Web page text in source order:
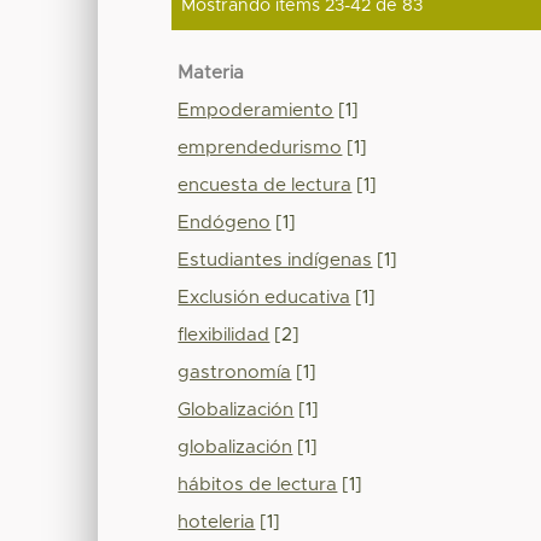
Mostrando ítems 23-42 de 83
Materia
Empoderamiento [1]
emprendedurismo [1]
encuesta de lectura [1]
Endógeno [1]
Estudiantes indígenas [1]
Exclusión educativa [1]
flexibilidad [2]
gastronomía [1]
Globalización [1]
globalización [1]
hábitos de lectura [1]
hoteleria [1]